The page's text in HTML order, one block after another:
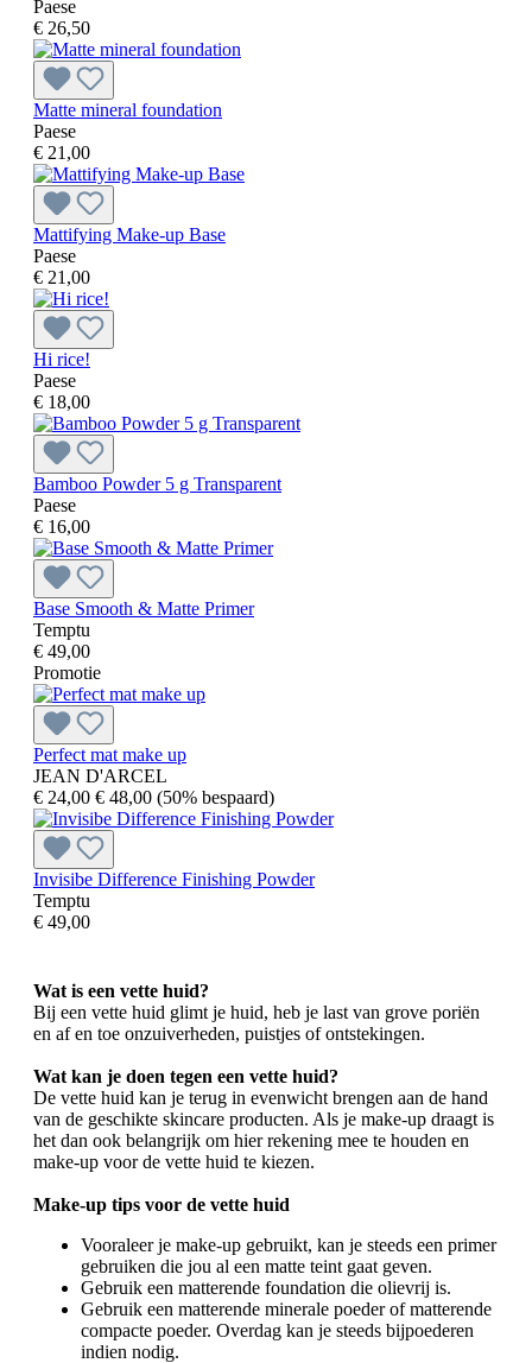
Paese
€ 26,50
Matte mineral foundation
Paese
€ 21,00
Mattifying Make-up Base
Paese
€ 21,00
Hi rice!
Paese
€ 18,00
Bamboo Powder 5 g Transparent
Paese
€ 16,00
Base Smooth & Matte Primer
Temptu
€ 49,00
Promotie
Perfect mat make up
JEAN D'ARCEL
€ 24,00 € 48,00 (50% bespaard)
Invisibe Difference Finishing Powder
Temptu
€ 49,00
Wat is een vette huid?
Bij een vette huid glimt je huid, heb je last van grove poriën
en af en toe onzuiverheden, puistjes of ontstekingen.
Wat kan je doen tegen een vette huid?
De vette huid kan je terug in evenwicht brengen aan de hand
van de geschikte skincare producten. Als je make-up draagt is
het dan ook belangrijk om hier rekening mee te houden en
make-up voor de vette huid te kiezen.
Make-up tips voor de vette huid
Vooraleer je make-up gebruikt, kan je steeds een primer
gebruiken die jou al een matte teint gaat geven.
Gebruik een matterende foundation die olievrij is.
Gebruik een matterende minerale poeder of matterende
compacte poeder. Overdag kan je steeds bijpoederen
indien nodig.